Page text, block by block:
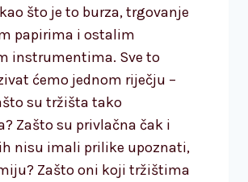
što je to burza, trgovanje
papirima i ostalim
instrumentima. Sve to
ćemo jednom riječju –
su tržišta tako
Zašto su privlačna čak i
nisu imali prilike upoznati,
Zašto oni koji tržištima